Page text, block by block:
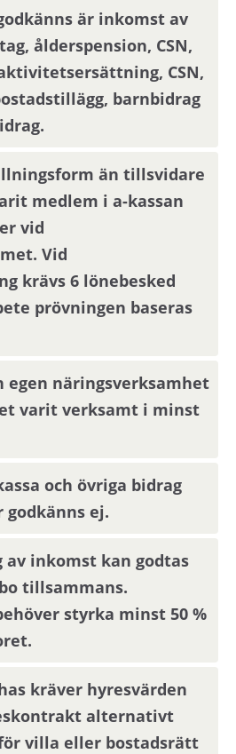
i Vårberg, Vårberg centrum
av bostaden där du bland
röda linje som tar dig
C på 25 minuter. Det finns
Huddinge sjukhus och
och köpcentrum. Det finns
ett lokalt centrum.
är inkomst av
ålderspension, CSN,
CSN,
barnbidrag
än tillsvidare
medlem i a-kassan
vid
Vid
krävs 6 lönebesked
prövningen baseras
egen näringsverksamhet
varit verksamt i minst
och övriga bidrag
ej.
av inkomst kan godtas
tillsammans.
styrka minst 50 %
kräver hyresvärden
alternativt
villa eller bostadsrätt